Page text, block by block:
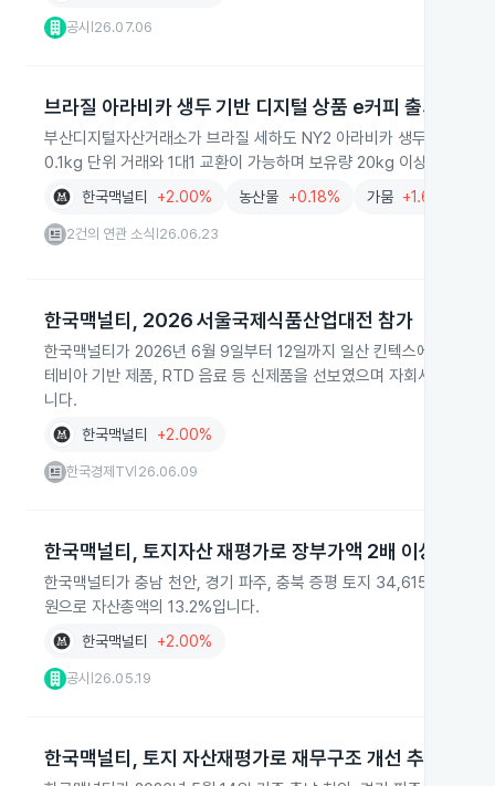
공시 26.07.06
브라질 아라비카 생두 기반 디지털 상품 e커피 출시
부산디지털자산거래소가 브라질 세하도 NY2 아라비카 생두를 기초
0.1kg 단위 거래와 1대1 교환이 가능하며 보유량 20kg 이상이면 실물
한국맥널티 +2.00% 농산물 +0.18% 가뭄 +1.64%
2건의 연관 소식 26.06.23
한국맥널티, 2026 서울국제식품산업대전 참가
한국맥널티가 2026년 6월 9일부터 12일까지 일산 킨텍스에서 열린
테비아 기반 제품, RTD 음료 등 신제품을 선보였으며 자회사 맥널티
니다.
한국맥널티 +2.00%
한국경제TV 26.06.09
한국맥널티, 토지자산 재평가로 장부가액 2배 이상 증가
한국맥널티가 충남 천안, 경기 파주, 충북 증평 토지 34,615㎡에 대
원으로 자산총액의 13.2%입니다.
한국맥널티 +2.00%
공시 26.05.19
한국맥널티, 토지 자산재평가로 재무구조 개선 추진